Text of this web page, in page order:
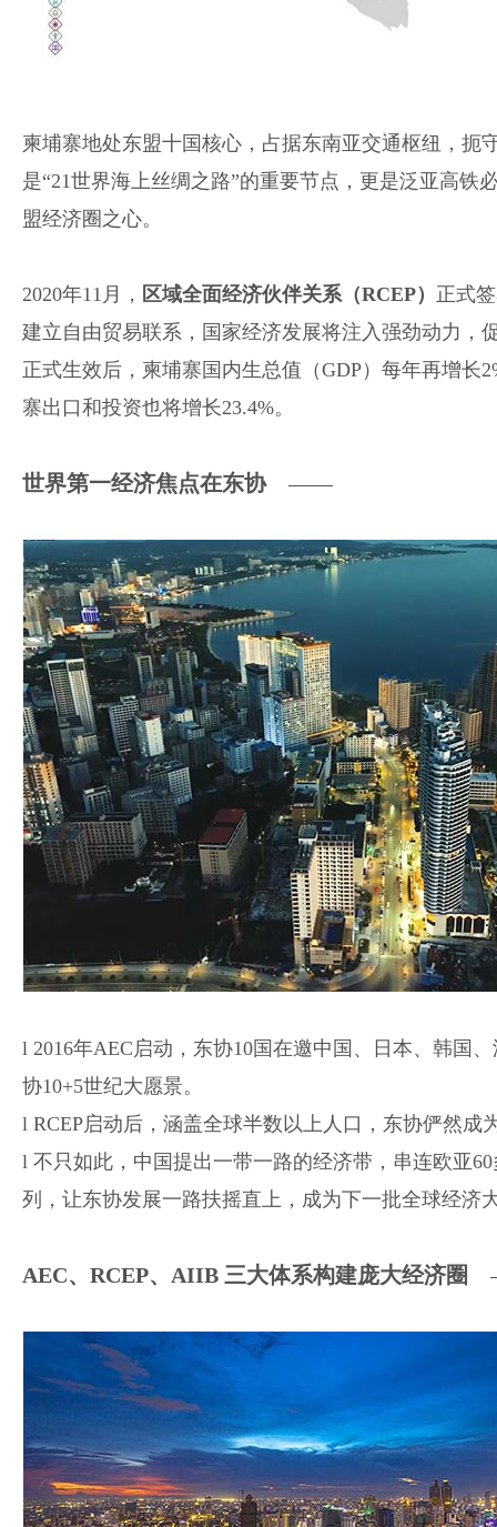
柬埔寨地处东盟十国核心，占据东南亚交通枢纽，扼
是“21世界海上丝绸之路”的重要节点，更是泛亚高铁
盟经济圈之心。
2020年11月， 区域全面经济伙伴关系（RCEP） 正式
建立自由贸易联系，国家经济发展将注入强劲动力，
正式生效后，柬埔寨国内生总值（GDP）每年再增长
寨出口和投资也将增长23.4%。
世界第一经济焦点在东协——
l 2016年AEC启动，东协10国在邀中国、日本、韩国
协10+5世纪大愿景。
l RCEP启动后，涵盖全球半数以上人口，东协俨然成
l 不只如此，中国提出一带一路的经济带，串连欧亚
列，让东协发展一路扶摇直上，成为下一批全球经济
AEC、RCEP、AIIB 三大体系构建庞大经济圈